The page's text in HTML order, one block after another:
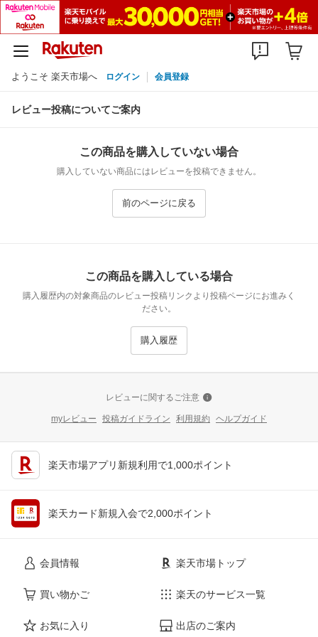
ようこそ 楽天市場へ ログイン 会員登録
レビュー投稿についてご案内
この商品を購入していない場合
購入していない商品にはレビューを投稿できません。
前のページに戻る
この商品を購入している場合
購入履歴内の対象商品のレビュー投稿リンクより投稿ページにお進みく
ださい。
購入履歴
レビューに関するご注意
myレビュー 投稿ガイドライン 利用規約 ヘルプガイド
楽天市場アプリ新規利用で1,000ポイント
楽天カード新規入会で2,000ポイント
会員情報
買い物かご
お気に入り
楽天市場トップ
楽天のサービス一覧
出店のご案内